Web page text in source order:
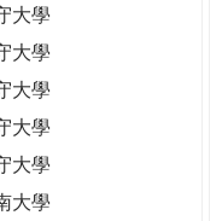
大學
大學
大學
大學
大學
大學